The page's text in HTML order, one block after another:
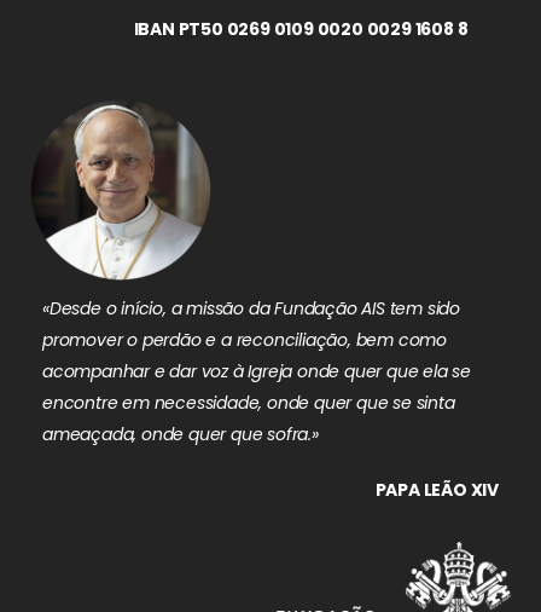
IBAN PT50 0269 0109 0020 0029 1608 8
«Desde o início, a missão da Fundação AIS tem sido
promover o perdão e a reconciliação, bem como
acompanhar e dar voz à Igreja onde quer que ela se
encontre em necessidade, onde quer que se sinta
ameaçada, onde quer que sofra.»
PAPA LEÃO XIV